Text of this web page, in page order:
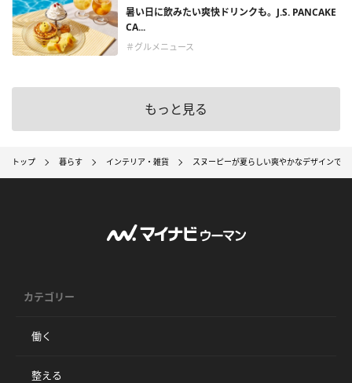
暑い日に飲みたい爽快ドリンクも。J.S. PANCAKE
CA...
＃グルメニュース
もっと見る
トップ 暮らす インテリア・雑貨 スヌーピーが夏らしい爽やかなデザインで
カテゴリー
働く
整える